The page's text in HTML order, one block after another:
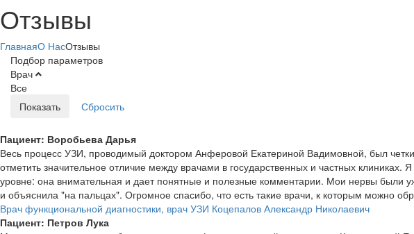
Отзывы
ГлавнаяО НасОтзывы
Подбор параметров
Врач
Все
Пациент: Воробьева Дарья
Весь процесс УЗИ, проводимый доктором Анферовой Екатериной Вадимовной, был
отметить значительное отличие между врачами в государственных и частных
уровне: она внимательная и дает понятные и полезные комментарии. Мои нервы были
и объяснила "на пальцах". Огромное спасибо, что есть такие врачи, к которым можно
Врач функциональной диагностики, врач УЗИ Коцепалов Александр Николаевич
Пациент: Петров Лука